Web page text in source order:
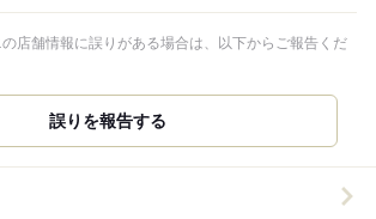
店舗情報に誤りがある場合は、以下からご報告くだ
誤りを報告する